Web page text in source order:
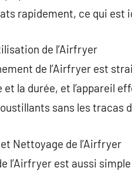
rapidement, ce qui est
de l’Airfryer
de l’Airfryer est
la durée, et l’appareil
sans les tracas
Nettoyage de l’Airfryer
l’Airfryer est aussi